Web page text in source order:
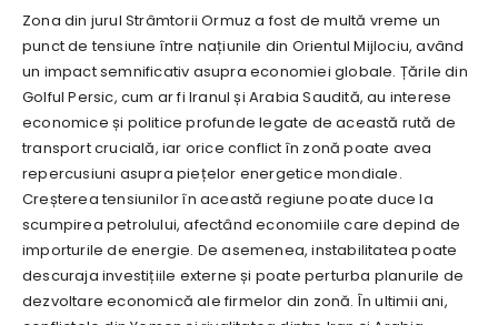
Zona din jurul Strâmtorii Ormuz a fost de multă vreme un
punct de tensiune între națiunile din Orientul Mijlociu, având
un impact semnificativ asupra economiei globale. Țările din
Golful Persic, cum ar fi Iranul și Arabia Saudită, au interese
economice și politice profunde legate de această rută de
transport crucială, iar orice conflict în zonă poate avea
repercusiuni asupra piețelor energetice mondiale.
Creșterea tensiunilor în această regiune poate duce la
scumpirea petrolului, afectând economiile care depind de
importurile de energie. De asemenea, instabilitatea poate
descuraja investițiile externe și poate perturba planurile de
dezvoltare economică ale firmelor din zonă. În ultimii ani,